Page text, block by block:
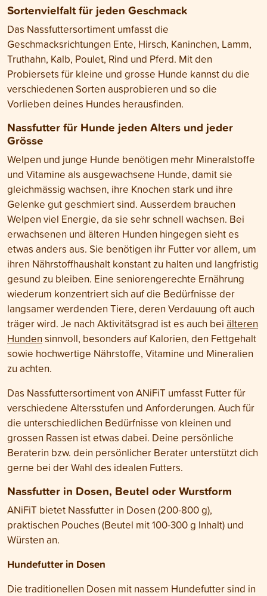
Sortenvielfalt für jeden Geschmack
Das Nassfuttersortiment umfasst die
Geschmacksrichtungen Ente, Hirsch, Kaninchen, Lamm,
Truthahn, Kalb, Poulet, Rind und Pferd. Mit den
Probiersets für kleine und grosse Hunde kannst du die
verschiedenen Sorten ausprobieren und so die
Vorlieben deines Hundes herausfinden.
Nassfutter für Hunde jeden Alters und jeder
Grösse
Welpen und junge Hunde benötigen mehr Mineralstoffe
und Vitamine als ausgewachsene Hunde, damit sie
gleichmässig wachsen, ihre Knochen stark und ihre
Gelenke gut geschmiert sind. Ausserdem brauchen
Welpen viel Energie, da sie sehr schnell wachsen. Bei
erwachsenen und älteren Hunden hingegen sieht es
etwas anders aus. Sie benötigen ihr Futter vor allem, um
ihren Nährstoffhaushalt konstant zu halten und langfristig
gesund zu bleiben. Eine seniorengerechte Ernährung
wiederum konzentriert sich auf die Bedürfnisse der
langsamer werdenden Tiere, deren Verdauung oft auch
träger wird. Je nach Aktivitätsgrad ist es auch bei älteren
Hunden sinnvoll, besonders auf Kalorien, den Fettgehalt
sowie hochwertige Nährstoffe, Vitamine und Mineralien
zu achten.
Das Nassfuttersortiment von ANiFiT umfasst Futter für
verschiedene Altersstufen und Anforderungen. Auch für
die unterschiedlichen Bedürfnisse von kleinen und
grossen Rassen ist etwas dabei. Deine persönliche
Beraterin bzw. dein persönlicher Berater unterstützt dich
gerne bei der Wahl des idealen Futters.
Nassfutter in Dosen, Beutel oder Wurstform
ANiFiT bietet Nassfutter in Dosen (200-800 g),
praktischen Pouches (Beutel mit 100-300 g Inhalt) und
Würsten an.
Hundefutter in Dosen
Die traditionellen Dosen mit nassem Hundefutter sind in